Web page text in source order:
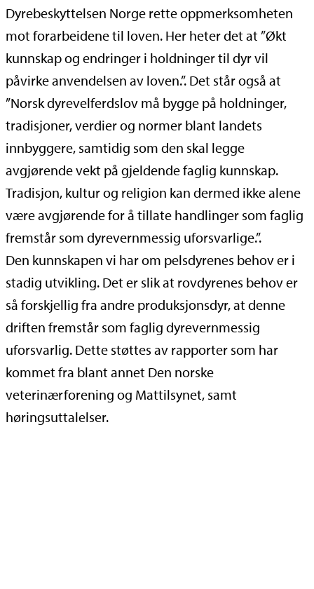
Dyrebeskyttelsen Norge rette oppmerksomheten
mot forarbeidene til loven. Her heter det at ”Økt
kunnskap og endringer i holdninger til dyr vil
påvirke anvendelsen av loven.”. Det står også at
”Norsk dyrevelferdslov må bygge på holdninger,
tradisjoner, verdier og normer blant landets
innbyggere, samtidig som den skal legge
avgjørende vekt på gjeldende faglig kunnskap.
Tradisjon, kultur og religion kan dermed ikke alene
være avgjørende for å tillate handlinger som faglig
fremstår som dyrevernmessig uforsvarlige.”.
Den kunnskapen vi har om pelsdyrenes behov er i
stadig utvikling. Det er slik at rovdyrenes behov er
så forskjellig fra andre produksjonsdyr, at denne
driften fremstår som faglig dyrevernmessig
uforsvarlig. Dette støttes av rapporter som har
kommet fra blant annet Den norske
veterinærforening og Mattilsynet, samt
høringsuttalelser.